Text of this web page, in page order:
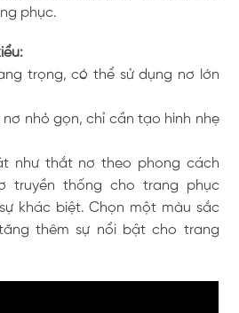
phục.
trọng, có thể sử dụng nơ lớn
nhỏ gọn, chỉ cần tạo hình nhẹ
như thắt nơ theo phong cách
truyền thống cho trang phục
khác biệt. Chọn một màu sắc
thêm sự nổi bật cho trang